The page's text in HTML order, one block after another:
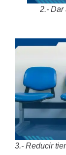
2.- Dar
3.- Reducir